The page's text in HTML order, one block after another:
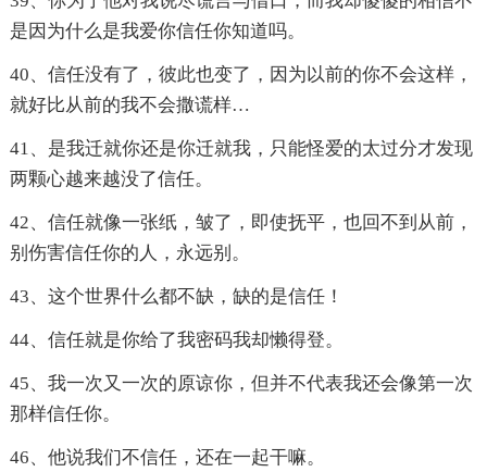
是因为什么是我爱你信任你知道吗。
40、信任没有了，彼此也变了，因为以前的你不会这样，
就好比从前的我不会撒谎样…
41、是我迁就你还是你迁就我，只能怪爱的太过分才发现
两颗心越来越没了信任。
42、信任就像一张纸，皱了，即使抚平，也回不到从前，
别伤害信任你的人，永远别。
43、这个世界什么都不缺，缺的是信任！
44、信任就是你给了我密码我却懒得登。
45、我一次又一次的原谅你，但并不代表我还会像第一次
那样信任你。
46、他说我们不信任，还在一起干嘛。